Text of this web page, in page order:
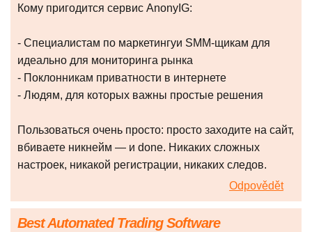
Кому пригодится сервис AnonyIG:
- Специалистам по маркетингуи SMM-щикам для
идеально для мониторинга рынка
- Поклонникам приватности в интернете
- Людям, для которых важны простые решения
Пользоваться очень просто: просто заходите на сайт,
вбиваете никнейм — и done. Никаких сложных
настроек, никакой регистрации, никаких следов.
Odpovědět
Best Automated Trading Software